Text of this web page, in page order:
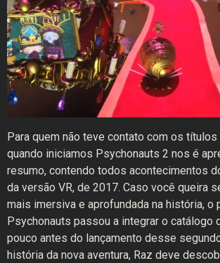
Para quem não teve contato com os
quando iniciamos Psychonauts 2 nos é
resumo, contendo todos acontecimentos
da versão VR, de 2017. Caso você queira
mais imersiva e aprofundada na história, o
Psychonauts passou a integrar o catálogo
pouco antes do lançamento desse
história da nova aventura, Raz deve